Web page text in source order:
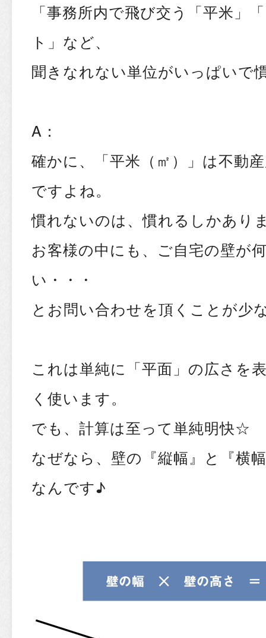
「事務所内で飛び交う「平米」
ト」など、
聞きなれない単位がいっぱいで
A：
確かに、「平米（㎡）」は不動
ですよね。
慣れないのは、慣れるしかあり
お客様の中にも、ご自宅の壁が
い・・・
とお問い合わせを頂くことが少
これは単純に「平面」の広さを
く使います。
でも、計算は至って単純明快☆
なぜなら、壁の『縦幅』と『横
なんです♪